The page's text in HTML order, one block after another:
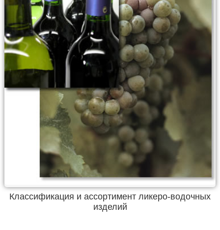
Классификация и ассортимент ликеро-водочных
изделий